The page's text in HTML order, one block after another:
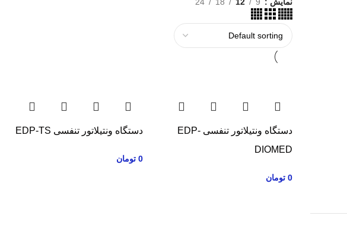
نمایش
9
12
18
24
دستگاه ونتیلاتور تنفسی EDP-
DIOMED
0 تومان
دستگاه ونتیلاتور تنفسی EDP-TS
0 تومان